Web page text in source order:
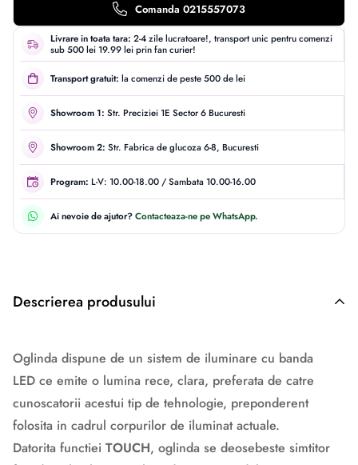
Comanda 0215557073
Livrare in toata tara: 2-4 zile lucratoare!, transport unic pentru comenzi
sub 500 lei 19.99 lei prin fan curier!
Transport gratuit: la comenzi de peste 500 de lei
Showroom 1: Str. Preciziei 1E Sector 6 Bucuresti
Showroom 2: Str. Fabrica de glucoza 6-8, Bucuresti
Program: L-V: 10.00-18.00 / Sambata 10.00-16.00
Ai nevoie de ajutor?Contacteaza-ne pe WhatsApp.
Descrierea produsului
Oglinda dispune de un sistem de iluminare cu banda
LED ce emite o lumina rece, clara, preferata de catre
cunoscatorii acestui tip de tehnologie, preponderent
folosita in cadrul corpurilor de iluminat actuale.
Datorita functiei TOUCH, oglinda se deosebeste simtitor